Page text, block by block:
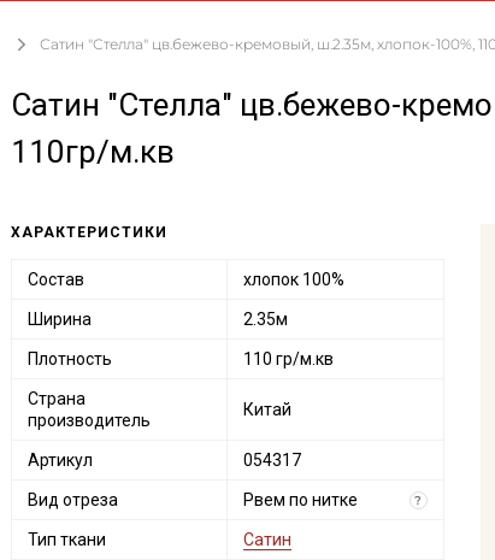
Сатин "Стелла" цв.бежево-кремовый, ш.2.35м, хлопок-100%,
Сатин "Стелла" цв.бежево-
110гр/м.кв
ХАРАКТЕРИСТИКИ
Состав хлопок 100%
Ширина 2.35м
Плотность 110 гр/м.кв
Страна
производитель
Китай
Артикул 054317
Вид отреза Рвем по нитке ?
Тип ткани Сатин